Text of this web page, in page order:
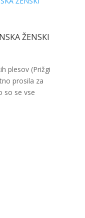
ŽENSKI
plesov (Prižgi
prosila za
so se vse